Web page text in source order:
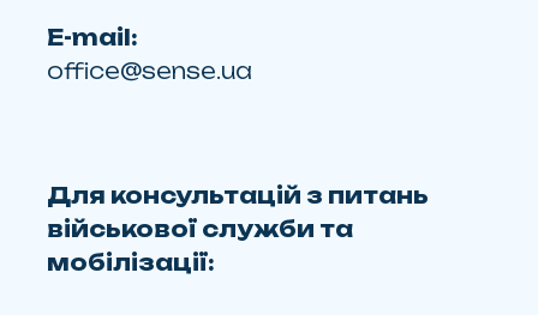
E-mail:
office@sense.ua
Для консультацій з питань
військової служби та
мобілізації: